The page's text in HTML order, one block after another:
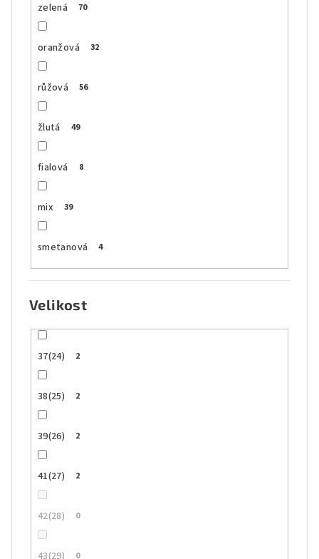
zelená 70
oranžová 32
růžová 56
žlutá 49
fialová 8
mix 39
smetanová 4
Velikost
37(24) 2
38(25) 2
39(26) 2
41(27) 2
42(28) 0
43(29) 0